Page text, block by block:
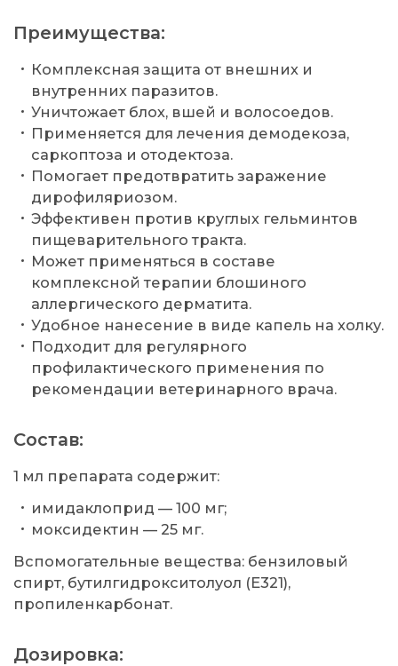
Преимущества:
Комплексная защита от внешних и
внутренних паразитов.
Уничтожает блох, вшей и волосоедов.
Применяется для лечения демодекоза,
саркоптоза и отодектоза.
Помогает предотвратить заражение
дирофиляриозом.
Эффективен против круглых гельминтов
пищеварительного тракта.
Может применяться в составе
комплексной терапии блошиного
аллергического дерматита.
Удобное нанесение в виде капель на холку.
Подходит для регулярного
профилактического применения по
рекомендации ветеринарного врача.
Состав:
1 мл препарата содержит:
имидаклоприд — 100 мг;
моксидектин — 25 мг.
Вспомогательные вещества: бензиловый
спирт, бутилгидрокситолуол (E321),
пропиленкарбонат.
Дозировка: